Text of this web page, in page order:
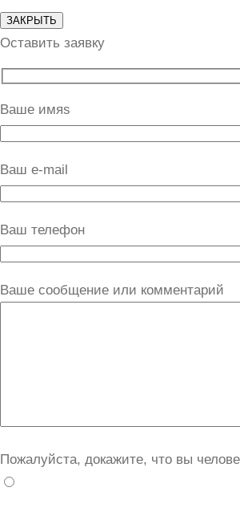
ЗАКРЫТЬ
Оставить заявку
Ваше имяs
Ваш e-mail
Ваш телефон
Ваше сообщение или комментарий
Пожалуйста, докажите, что вы